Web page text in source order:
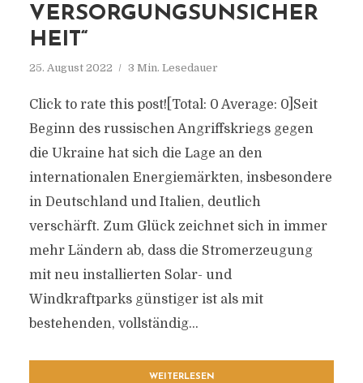
VERSORGUNGSUNSICHER
HEIT“
25. August 2022 3 Min. Lesedauer
Click to rate this post![Total: 0 Average: 0]Seit
Beginn des russischen Angriffskriegs gegen
die Ukraine hat sich die Lage an den
internationalen Energiemärkten, insbesondere
in Deutschland und Italien, deutlich
verschärft. Zum Glück zeichnet sich in immer
mehr Ländern ab, dass die Stromerzeugung
mit neu installierten Solar- und
Windkraftparks günstiger ist als mit
bestehenden, vollständig...
WEITERLESEN